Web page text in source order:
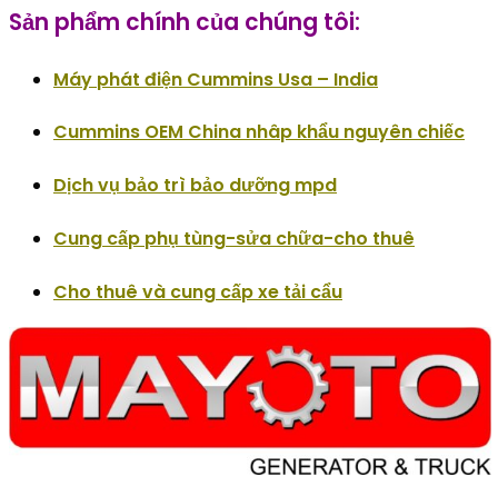
Sản phẩm chính của chúng tôi:
Máy phát điện Cummins Usa – India
Cummins OEM China nhâp khẩu nguyên chiếc
Dịch vụ bảo trì bảo dưỡng mpd
Cung cấp phụ tùng-sửa chữa-cho thuê
Cho thuê và cung cấp xe tải cẩu